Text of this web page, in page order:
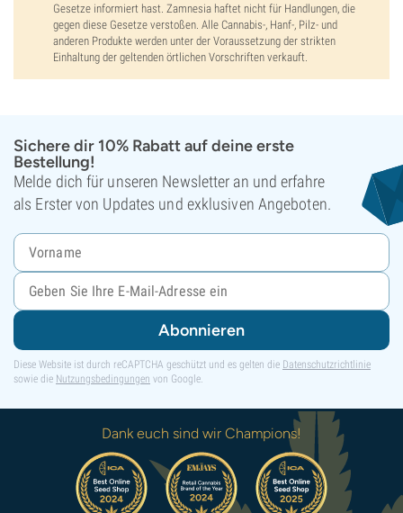
Gesetze informiert hast. Zamnesia haftet nicht für Handlungen, die
gegen diese Gesetze verstoßen. Alle Cannabis-, Hanf-, Pilz- und
anderen Produkte werden unter der Voraussetzung der strikten
Einhaltung der geltenden örtlichen Vorschriften verkauft.
Sichere dir 10% Rabatt auf deine erste
Bestellung!
Melde dich für unseren Newsletter an und erfahre
als Erster von Updates und exklusiven Angeboten.
Abonnieren
Diese Website ist durch reCAPTCHA geschützt und es gelten die Datenschutzrichtlinie
sowie die Nutzungsbedingungen von Google.
Dank euch sind wir Champions!